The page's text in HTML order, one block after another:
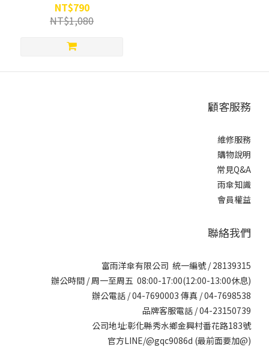
NT$790
NT$1,080
顧客服務
維修服務
購物說明
常見Q&A
雨傘知識
會員權益
聯絡我們
富雨洋傘有限公司 統一編號 / 28139315
辦公時間 / 周一至周五 08:00-17:00(12:00-13:00休息)
辦公電話 / 04-7690003 傳真 / 04-7698538
品牌客服電話 / 04-23150739
公司地址:彰化縣秀水鄉金興村番花路183號
官方LINE/@gqc9086d (最前面要加@)